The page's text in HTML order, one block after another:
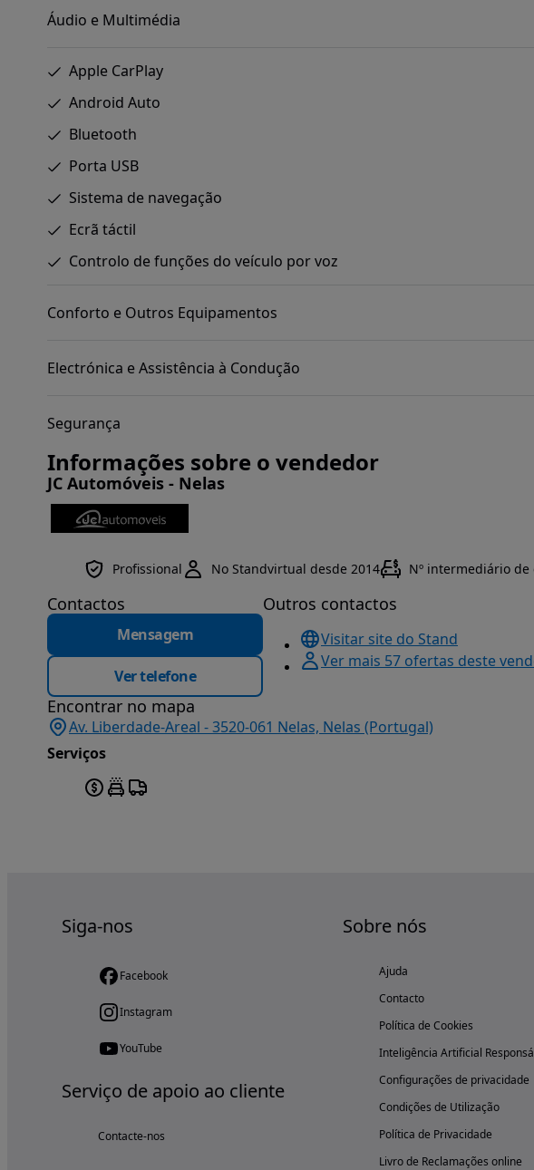
Áudio e Multimédia
Apple CarPlay
Android Auto
Bluetooth
Porta USB
Sistema de navegação
Ecrã táctil
Controlo de funções do veículo por voz
Conforto e Outros Equipamentos
Electrónica e Assistência à Condução
Segurança
Informações sobre o vendedor
JC Automóveis - Nelas
Profissional No Standvirtual desde 2014 Nº intermediário de
Contactos
Mensagem
Ver telefone
Outros contactos
Visitar site do Stand
Ver mais 57 ofertas deste
Encontrar no mapa
Av. Liberdade-Areal - 3520-061 Nelas, Nelas (Portugal)
Serviços
Siga-nos
Facebook
Instagram
YouTube
Serviço de apoio ao cliente
Contacte-nos
Sobre nós
Ajuda
Contacto
Política de Cookies
Inteligência Artificial
Configurações de privacidade
Condições de Utilização
Política de Privacidade
Livro de Reclamações online